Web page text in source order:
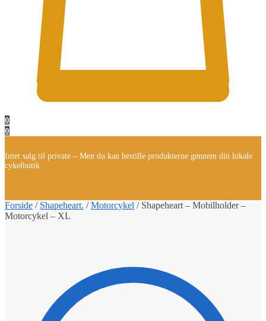
0
0
Intet salg til private – Men du kan bestille produkterne gennem din lokale
cykelbutik
Forside / Shapeheart. /Motorcykel / Shapeheart – Mobilholder –
Motorcykel – XL